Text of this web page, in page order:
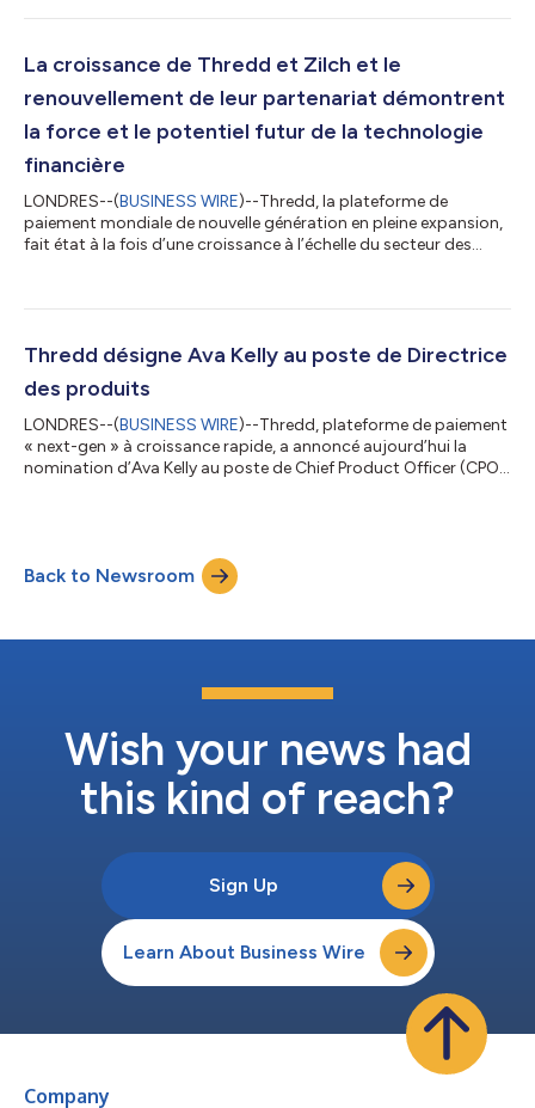
de 20 %, la signature de nouveaux clients clés, des expansions
marchés de paiement. Thredd a signé de nouveaux clients clés
La croissance de Thredd et Zilch et le
renouvellement de leur partenariat démontrent
la force et le potentiel futur de la technologie
financière
LONDRES--(BUSINESS WIRE)--Thredd, la plateforme de
paiement mondiale de nouvelle génération en pleine expansion,
fait état à la fois d’une croissance à l’échelle du secteur des
de paiements subventionnés par la publicité (ASPN) au monde.
produits et du marché, renforce le leadership de Thredd dans le
Thredd désigne Ava Kelly au poste de Directrice
des produits
LONDRES--(BUSINESS WIRE)--Thredd, plateforme de paiement
« next-gen » à croissance rapide, a annoncé aujourd’hui la
nomination d’Ava Kelly au poste de Chief Product Officer (CPO).
succès des produits révolutionnaires, notamment la
plateforme de produits haut de gamme US VISA Signature, la
Back to Newsroom
Wish your news had
this kind of reach?
Sign Up
Learn About Business Wire
Company